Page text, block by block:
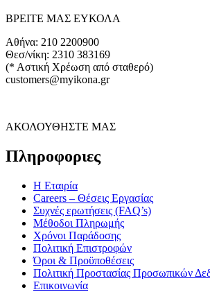
ΒΡΕΙΤΕ ΜΑΣ ΕΥΚΟΛΑ
Αθήνα: 210 2200900
Θεσ/νίκη: 2310 383169
(* Αστική Χρέωση από σταθερό)
customers@myikona.gr
ΑΚΟΛΟΥΘΗΣΤΕ ΜΑΣ
Πληροφοριες
Η Εταιρία
Careers – Θέσεις Εργασίας
Συχνές ερωτήσεις (FAQ’s)
Μέθοδοι Πληρωμής
Χρόνοι Παράδοσης
Πολιτική Επιστροφών
Όροι & Προϋποθέσεις
Πολιτική Προστασίας Προσωπικών
Επικοινωνία